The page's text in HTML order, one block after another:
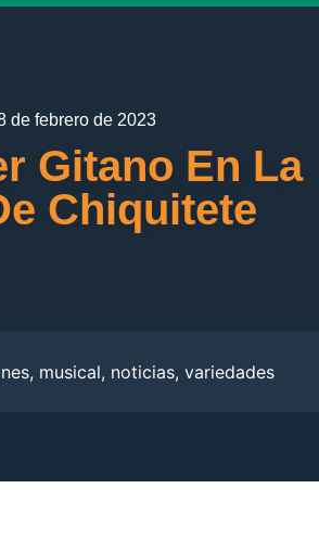
de febrero de 2023
Gitano En La
Chiquitete
, musical, noticias, variedades